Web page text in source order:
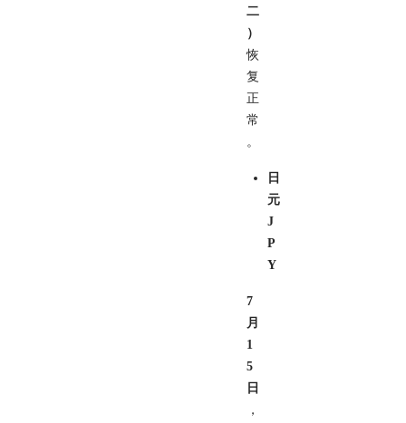
二
）
恢
复
正
常
。
日
元
J
P
Y
7
月
1
5
日
，